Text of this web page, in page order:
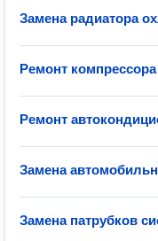
Замена радиатора
Ремонт
Ремонт
Замена
Замена патрубков